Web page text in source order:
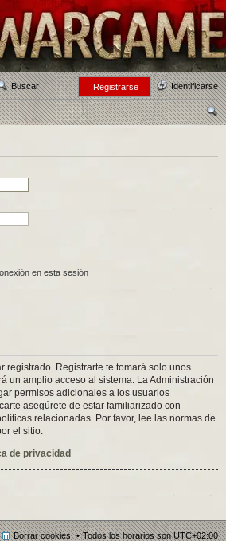
Buscar Identificarse
Registrarse
en esta sesión
registrado. Registrarte te tomará solo unos
un amplio acceso al sistema. La Administración
permisos adicionales a los usuarios
asegúrete de estar familiarizado con
relacionadas. Por favor, lee las normas de
el sitio.
de privacidad
Todos los horarios sonUTC+02:00
Borrar cookies